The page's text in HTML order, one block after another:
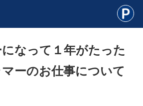
なって１年がたった
ーのお仕事について